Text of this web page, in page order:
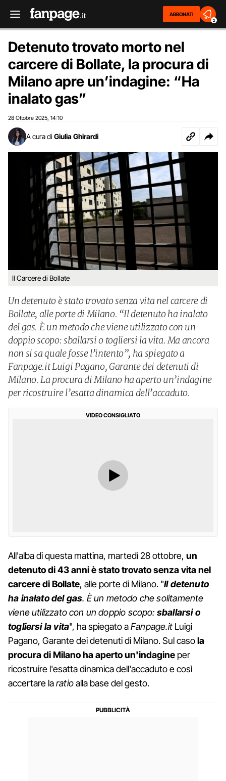
ABBONATI
2
Detenuto trovato morto nel
carcere di Bollate, la procura di
Milano apre un’indagine: “Ha
inalato gas”
28 Ottobre 2025 14:10
A cura di Giulia Ghirardi
Il Carcere di Bollate
Un detenuto è stato trovato senza vita nel carcere di
Bollate, alle porte di Milano. “Il detenuto ha inalato
del gas. È un metodo che viene utilizzato con un
doppio scopo: sballarsi o togliersi la vita. Ma ancora
non si sa quale fosse l’intento”, ha spiegato a
Fanpage.it Luigi Pagano, Garante dei detenuti di
Milano. La procura di Milano ha aperto un’indagine
per ricostruire l’esatta dinamica dell’accaduto.
VIDEO CONSIGLIATO
All'alba di questa mattina, martedì 28 ottobre, un
detenuto di 43 anni è stato trovato senza vita nel
carcere di Bollate, alle porte di Milano. "Il detenuto
ha inalato del gas. È un metodo che solitamente
viene utilizzato con un doppio scopo: sballarsi o
togliersi la vita", ha spiegato aFanpage.itLuigi
Pagano, Garante dei detenuti di Milano. Sul casola
procura di Milano ha aperto un'indagine per
ricostruire l'esatta dinamica dell'accaduto e così
accertare laratioalla base del gesto.